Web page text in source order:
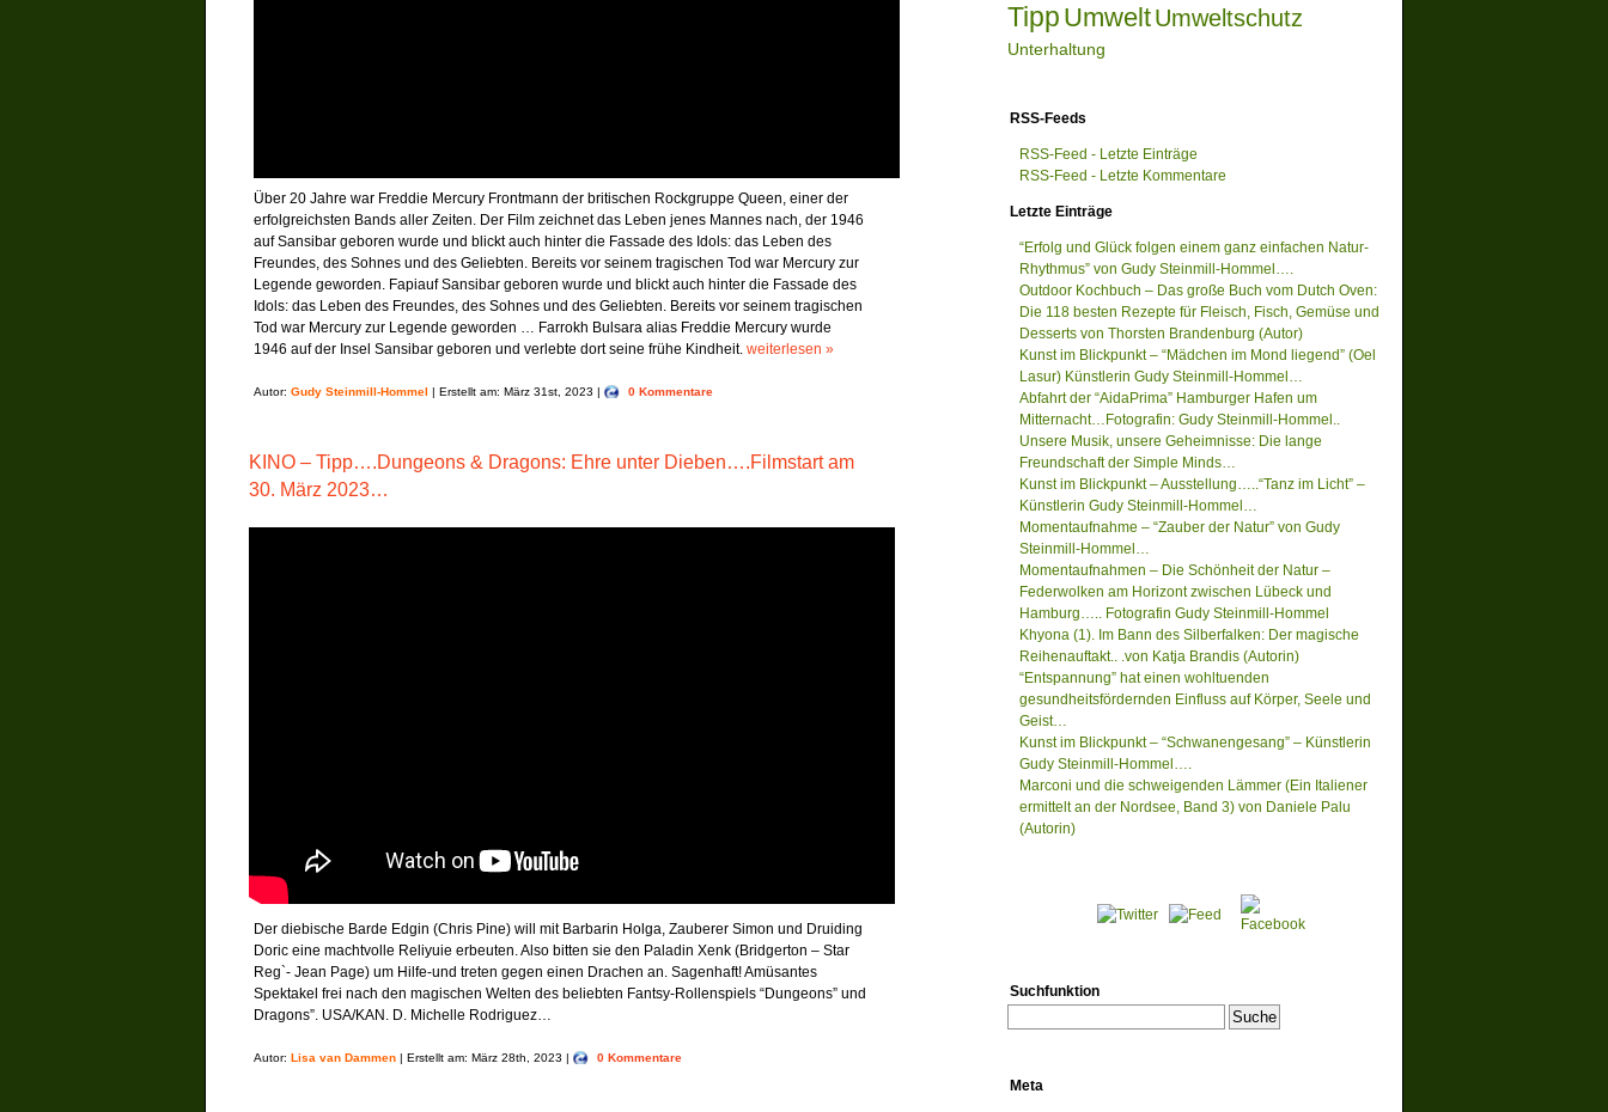
Über 20 Jahre war Freddie Mercury Frontmann der britischen Rockgruppe Queen, einer der
erfolgreichsten Bands aller Zeiten. Der Film zeichnet das Leben jenes Mannes nach, der 1946
auf Sansibar geboren wurde und blickt auch hinter die Fassade des Idols: das Leben des
Freundes, des Sohnes und des Geliebten. Bereits vor seinem tragischen Tod war Mercury zur
Legende geworden. Fapiauf Sansibar geboren wurde und blickt auch hinter die Fassade des
Idols: das Leben des Freundes, des Sohnes und des Geliebten. Bereits vor seinem tragischen
Tod war Mercury zur Legende geworden … Farrokh Bulsara alias Freddie Mercury wurde
1946 auf der Insel Sansibar geboren und verlebte dort seine frühe Kindheit. weiterlesen »
Autor: Gudy Steinmill-Hommel | Erstellt am: März 31st, 2023 | 0 Kommentare
KINO – Tipp….Dungeons & Dragons: Ehre unter Dieben….Filmstart am
30. März 2023…
Der diebische Barde Edgin (Chris Pine) will mit Barbarin Holga, Zauberer Simon und Druiding
Doric eine machtvolle Reliyuie erbeuten. Also bitten sie den Paladin Xenk (Bridgerton – Star
Reg`- Jean Page) um Hilfe-und treten gegen einen Drachen an. Sagenhaft! Amüsantes
Spektakel frei nach den magischen Welten des beliebten Fantsy-Rollenspiels “Dungeons” und
Dragons”. USA/KAN. D. Michelle Rodriguez…
Autor: Lisa van Dammen | Erstellt am: März 28th, 2023 | 0 Kommentare
Tipp UmweltUmweltschutz
Unterhaltung
RSS-Feeds
RSS-Feed - Letzte Einträge
RSS-Feed - Letzte Kommentare
Letzte Einträge
“Erfolg und Glück folgen einem ganz einfachen Natur-
Rhythmus” von Gudy Steinmill-Hommel….
Outdoor Kochbuch – Das große Buch vom Dutch Oven:
Die 118 besten Rezepte für Fleisch, Fisch, Gemüse und
Desserts von Thorsten Brandenburg (Autor)
Kunst im Blickpunkt – “Mädchen im Mond liegend” (Oel
Lasur) Künstlerin Gudy Steinmill-Hommel…
Abfahrt der “AidaPrima” Hamburger Hafen um
Mitternacht…Fotografin: Gudy Steinmill-Hommel..
Unsere Musik, unsere Geheimnisse: Die lange
Freundschaft der Simple Minds…
Kunst im Blickpunkt – Ausstellung…..“Tanz im Licht” –
Künstlerin Gudy Steinmill-Hommel…
Momentaufnahme – “Zauber der Natur” von Gudy
Steinmill-Hommel…
Momentaufnahmen – Die Schönheit der Natur –
Federwolken am Horizont zwischen Lübeck und
Hamburg….. Fotografin Gudy Steinmill-Hommel
Khyona (1). Im Bann des Silberfalken: Der magische
Reihenauftakt.. .von Katja Brandis (Autorin)
“Entspannung” hat einen wohltuenden
gesundheitsfördernden Einfluss auf Körper, Seele und
Geist…
Kunst im Blickpunkt – “Schwanengesang” – Künstlerin
Gudy Steinmill-Hommel….
Marconi und die schweigenden Lämmer (Ein Italiener
ermittelt an der Nordsee, Band 3) von Daniele Palu
(Autorin)
Suchfunktion
Meta